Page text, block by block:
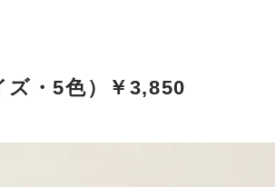
・5色）￥3,850